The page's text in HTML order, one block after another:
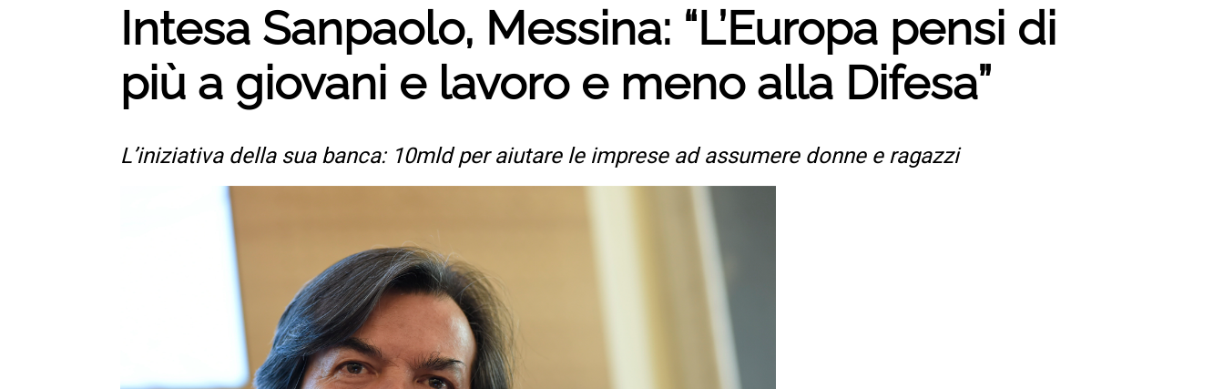
Intesa Sanpaolo, Messina: “L’Europa pensi di
più a giovani e lavoro e meno alla Difesa”
L’iniziativa della sua banca: 10mld per aiutare le imprese ad assumere donne e ragazzi